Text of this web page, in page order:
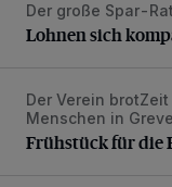
Lohnen sich
Der große Spar-
Lohnen sich
Frühstück für die
Der Verein
Menschen in
Frühstück für die